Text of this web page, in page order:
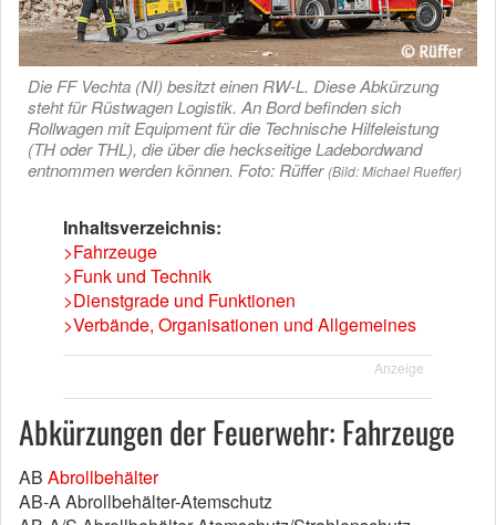
Die FF Vechta (NI) besitzt einen RW-L. Diese Abkürzung
steht für Rüstwagen Logistik. An Bord befinden sich
Rollwagen mit Equipment für die Technische Hilfeleistung
(TH oder THL), die über die heckseitige Ladebordwand
entnommen werden können. Foto: Rüffer (Bild: Michael Rueffer)
Inhaltsverzeichnis:
>Fahrzeuge
>Funk und Technik
>Dienstgrade und Funktionen
>Verbände, Organisationen und Allgemeines
Anzeige
Abkürzungen der Feuerwehr: Fahrzeuge
AB Abrollbehälter
AB-A Abrollbehälter-Atemschutz